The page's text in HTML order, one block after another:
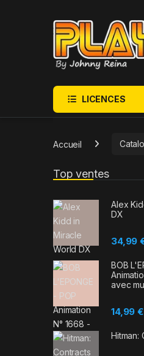
LICENCES
Accueil
Top ventes
Alex
DX
34,99
BOB
avec
14,99€
Hitman: